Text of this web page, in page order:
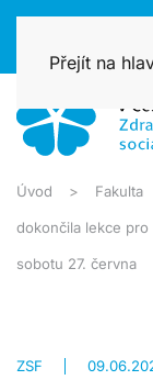
Přejít na
Úvod Fakulta
dokončila lekce
sobotu 27. června
ZSF